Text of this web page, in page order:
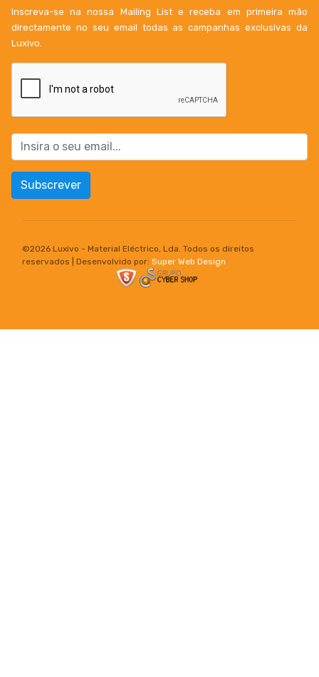
Inscreva-se na nossa Mailing List e receba em primeira mão
directamente no seu email todas as campanhas exclusivas da
Luxivo.
Subscrever
©2026 Luxivo - Material Eléctrico, Lda. Todos os direitos
reservados | Desenvolvido por: Super Web Design